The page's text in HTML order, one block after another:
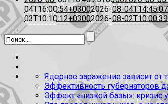
04T16:00:54+03002026-08-
03T10:10:12+03002026-08-
Ядерное заражение зависит от
Эффективность губернаторов
Эффект «низкой базы»: кризис